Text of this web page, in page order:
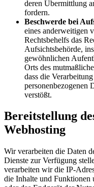
deren Übermittlung
fordern.
Beschwerde bei
eines anderweitigen
Rechtsbehelfs das
Aufsichtsbehörde,
gewöhnlichen
Orts des
dass die
personenbezogenen
verstößt.
Bereitstellung
Webhosting
Wir verarbeiten die Daten
Dienste zur Verfügung
verarbeiten wir die IP-
die Inhalte und Funktionen